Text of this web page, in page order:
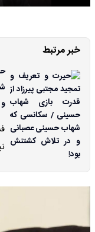
خبر مرتبط